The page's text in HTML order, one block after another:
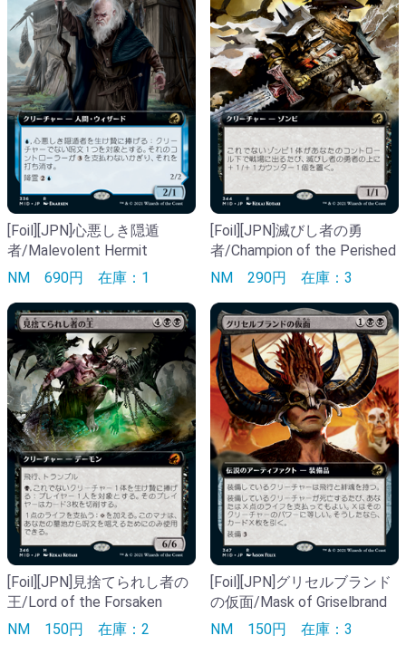
[Foil][JPN]心悪しき隠遁
者/Malevolent Hermit
NM 690円 在庫：1
[Foil][JPN]滅びし者の勇
者/Champion of the Perished
NM 290円 在庫：3
[Foil][JPN]見捨てられし者の
王/Lord of the Forsaken
NM 150円 在庫：2
[Foil][JPN]グリセルブランド
の仮面/Mask of Griselbrand
NM 150円 在庫：3